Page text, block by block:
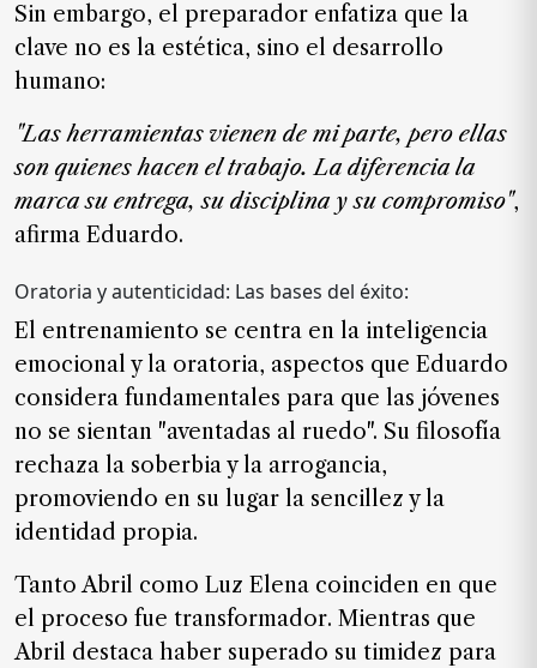
Hemeroteca
de
Sin embargo, el preparador enfatiza que la
clave no es la estética, sino el desarrollo
humano:
"Las herramientas vienen de mi parte, pero ellas
son quienes hacen el trabajo. La diferencia la
marca su entrega, su disciplina y su compromiso",
afirma Eduardo.
Oratoria y autenticidad: Las bases del éxito:
El entrenamiento se centra en la inteligencia
emocional y la oratoria, aspectos que Eduardo
considera fundamentales para que las jóvenes
no se sientan "aventadas al ruedo". Su filosofía
rechaza la soberbia y la arrogancia,
promoviendo en su lugar la sencillez y la
identidad propia.
Tanto Abril como Luz Elena coinciden en que
el proceso fue transformador. Mientras que
Abril destaca haber superado su timidez para